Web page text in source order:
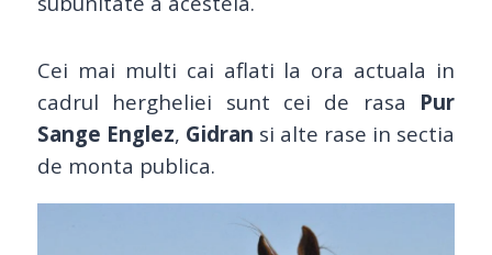
Cei mai multi cai aflati la ora actuala in
cadrul hergheliei sunt cei de rasa Pur
Sange Englez, Gidran si alte rase in sectia
de monta publica.